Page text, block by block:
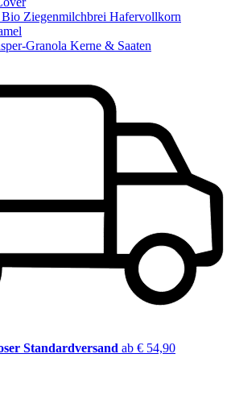
Ziegenmilchbrei Hafervollkorn
Granola Kerne & Saaten
Standardversand ab € 54,90